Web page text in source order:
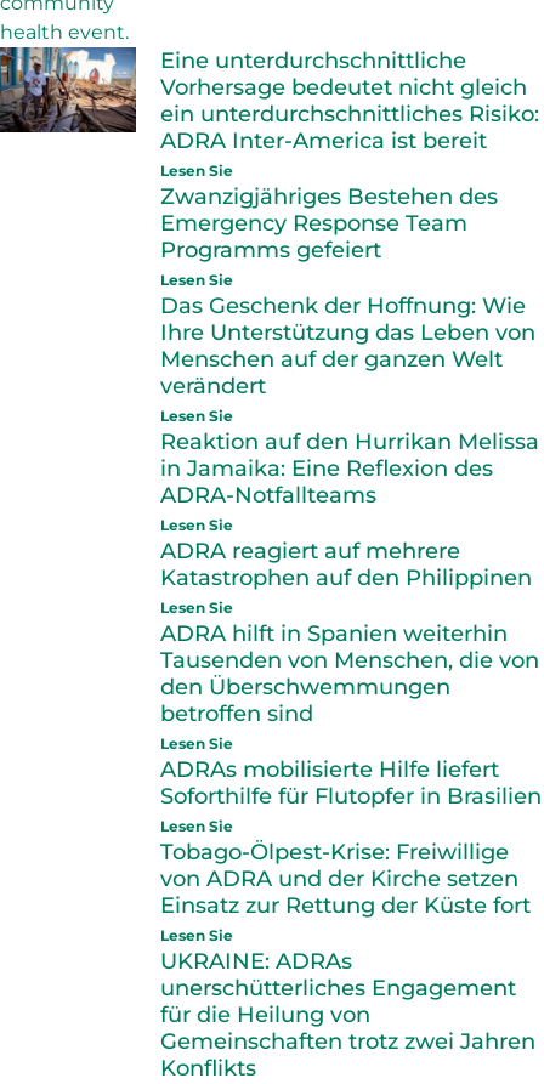
Eine unterdurchschnittliche
Vorhersage bedeutet nicht gleich
ein unterdurchschnittliches Risiko:
ADRA Inter-America ist bereit
Lesen Sie
Zwanzigjähriges Bestehen des
Emergency Response Team
Programms gefeiert
Lesen Sie
Das Geschenk der Hoffnung: Wie
Ihre Unterstützung das Leben von
Menschen auf der ganzen Welt
verändert
Lesen Sie
Reaktion auf den Hurrikan Melissa
in Jamaika: Eine Reflexion des
ADRA-Notfallteams
Lesen Sie
ADRA reagiert auf mehrere
Katastrophen auf den Philippinen
Lesen Sie
ADRA hilft in Spanien weiterhin
Tausenden von Menschen, die von
den Überschwemmungen
betroffen sind
Lesen Sie
ADRAs mobilisierte Hilfe liefert
Soforthilfe für Flutopfer in Brasilien
Lesen Sie
Tobago-Ölpest-Krise: Freiwillige
von ADRA und der Kirche setzen
Einsatz zur Rettung der Küste fort
Lesen Sie
UKRAINE: ADRAs
unerschütterliches Engagement
für die Heilung von
Gemeinschaften trotz zwei Jahren
Konflikts